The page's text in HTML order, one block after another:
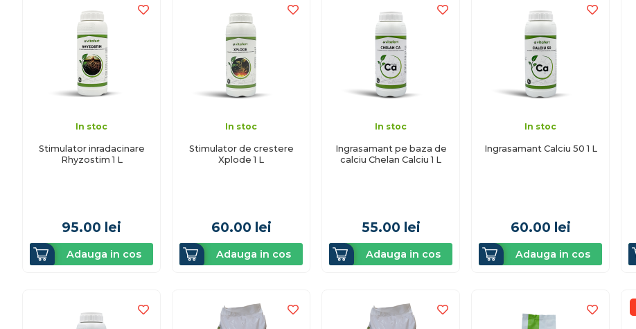
In stoc
Stimulator inradacinare
Rhyzostim 1 L
95.00 lei
Adauga in cos
In stoc
Stimulator de crestere
Xplode 1 L
60.00 lei
Adauga in cos
In stoc
Ingrasamant pe baza de
calciu Chelan Calciu 1 L
55.00 lei
Adauga in cos
In stoc
Ingrasamant Calciu 50 1 L
60.00 lei
Adauga in cos